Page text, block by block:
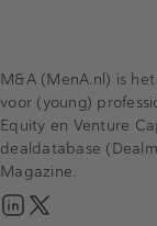
M&A (MenA.nl) is
voor (young)
Equity en Venture
dealdatabase
Magazine.